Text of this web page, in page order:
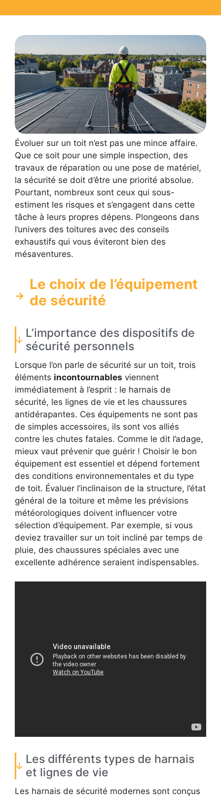
Évoluer sur un toit n’est pas une mince affaire.
Que ce soit pour une simple inspection, des
travaux de réparation ou une pose de matériel,
la sécurité se doit d’être une priorité absolue.
Pourtant, nombreux sont ceux qui sous-
estiment les risques et s’engagent dans cette
tâche à leurs propres dépens. Plongeons dans
l’univers des toitures avec des conseils
exhaustifs qui vous éviteront bien des
mésaventures.
Le choix de l’équipement
de sécurité
L’importance des dispositifs de
sécurité personnels
Lorsque l’on parle de sécurité sur un toit, trois
éléments incontournables viennent
immédiatement à l’esprit : le harnais de
sécurité, les lignes de vie et les chaussures
antidérapantes. Ces équipements ne sont pas
de simples accessoires, ils sont vos alliés
contre les chutes fatales. Comme le dit l’adage,
mieux vaut prévenir que guérir ! Choisir le bon
équipement est essentiel et dépend fortement
des conditions environnementales et du type
de toit. Évaluer l’inclinaison de la structure, l’état
général de la toiture et même les prévisions
météorologiques doivent influencer votre
sélection d’équipement. Par exemple, si vous
deviez travailler sur un toit incliné par temps de
pluie, des chaussures spéciales avec une
excellente adhérence seraient indispensables.
Les différents types de harnais
et lignes de vie
Les harnais de sécurité modernes sont conçus